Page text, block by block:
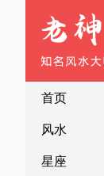
首页
风水
星座